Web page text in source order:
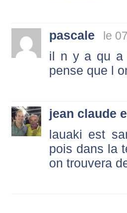
pascale le
il n y a qu a
pense que l
jean claude
lauaki est
pois dans la
on trouvera